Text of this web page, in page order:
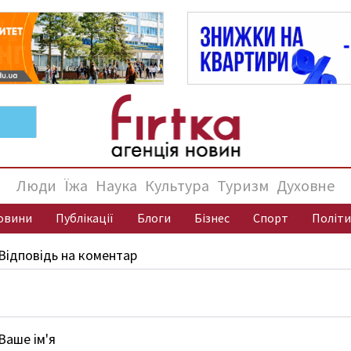
Люди Їжа Наука Культура Туризм Духовне
Публікації Блоги Бізнес Спорт
на коментар
ім'я